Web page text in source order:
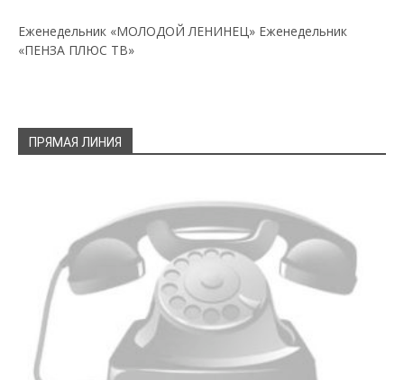
Еженедельник «МОЛОДОЙ ЛЕНИНЕЦ» Еженедельник
«ПЕНЗА ПЛЮС ТВ»
ПРЯМАЯ ЛИНИЯ